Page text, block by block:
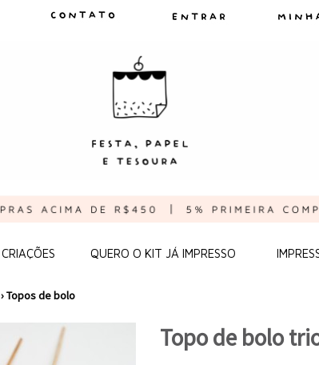
CRIAÇÕES QUERO O KIT JÁ IMPRESSO
›Topos de bolo
Topo de bolo